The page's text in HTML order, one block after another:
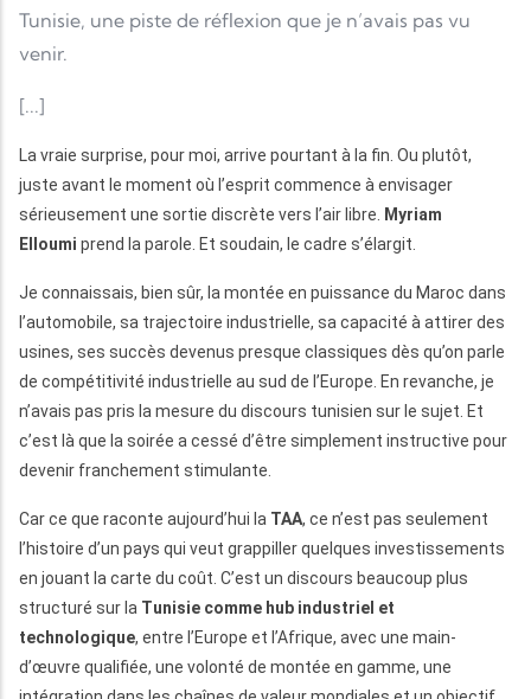
Tunisie, une piste de réflexion que je n’avais pas vu
venir.
[...]
La vraie surprise, pour moi, arrive pourtant à la fin. Ou plutôt,
juste avant le moment où l’esprit commence à envisager
sérieusement une sortie discrète vers l’air libre.
Myriam
Elloumi prend la parole. Et soudain, le cadre s’élargit.
Je connaissais, bien sûr, la montée en puissance du Maroc dans
l’automobile, sa trajectoire industrielle, sa capacité à attirer des
usines, ses succès devenus presque classiques dès qu’on parle
de compétitivité industrielle au sud de l’Europe. En revanche, je
n’avais pas pris la mesure du discours tunisien sur le sujet. Et
c’est là que la soirée a cessé d’être simplement instructive pour
devenir franchement stimulante.
Car ce que raconte aujourd’hui la TAA, ce n’est pas seulement
l’histoire d’un pays qui veut grappiller quelques investissements
en jouant la carte du coût. C’est un discours beaucoup plus
structuré sur la Tunisie comme hub industriel et
technologique, entre l’Europe et l’Afrique, avec une main-
d’œuvre qualifiée, une volonté de montée en gamme, une